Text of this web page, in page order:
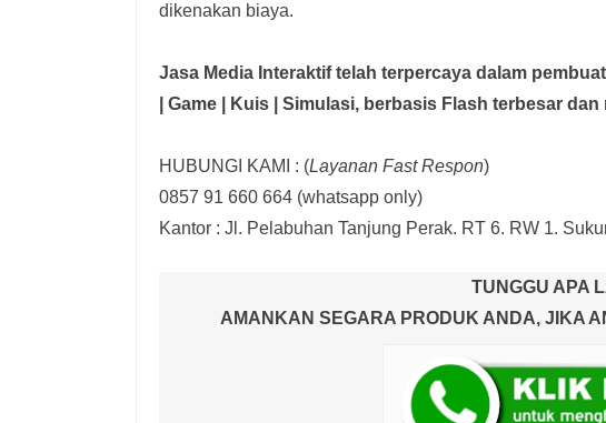
dikenakan biaya.
Jasa Media Interaktif telah terpercaya dalam
| Game | Kuis | Simulasi, berbasis Flash terbesar
HUBUNGI KAMI : (Layanan Fast Respon)
0857 91 660 664 (whatsapp only)
Kantor : Jl. Pelabuhan Tanjung Perak. RT 6. RW 1.
TUNGGU APA
AMANKAN SEGARA PRODUK ANDA, JIKA